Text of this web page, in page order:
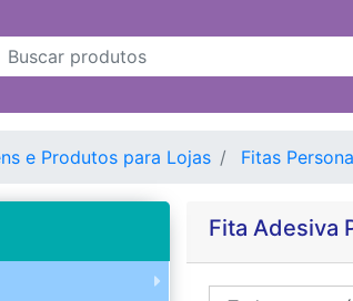
e Produtos para Lojas Fitas
Fita Adesiva